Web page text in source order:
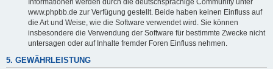
Informationen werden durch die deutschsprachige Community unter
www.phpbb.de zur Verfügung gestellt. Beide haben keinen Einfluss auf
die Art und Weise, wie die Software verwendet wird. Sie können
insbesondere die Verwendung der Software für bestimmte Zwecke nicht
untersagen oder auf Inhalte fremder Foren Einfluss nehmen.
5. GEWÄHRLEISTUNG